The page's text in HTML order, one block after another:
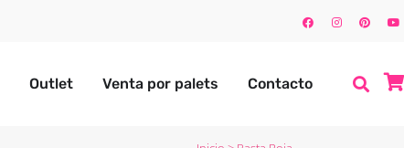
Outlet Venta por palets Contacto